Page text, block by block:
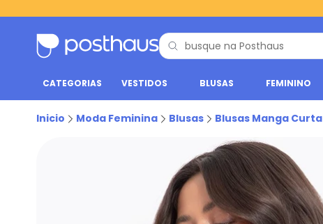
CATEGORIAS VESTIDOS BLUSAS FEMININO
Inicio Moda Feminina Blusas Blusas Manga Curta